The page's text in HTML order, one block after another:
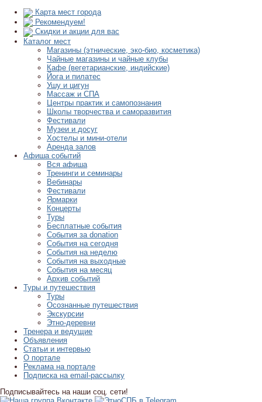
Карта мест города
Рекомендуем!
Скидки и акции для вас
Каталог мест
Магазины (этнические, эко-био, косметика)
Чайные магазины и чайные клубы
Кафе (вегетарианские, индийские)
Йога и пилатес
Ушу и цигун
Массаж и СПА
Центры практик и самопознания
Школы творчества и саморазвития
Фестивали
Музеи и досуг
Хостелы и мини-отели
Аренда залов
Афиша событий
Вся афиша
Тренинги и семинары
Вебинары
Фестивали
Ярмарки
Концерты
Туры
Бесплатные события
События за donation
События на сегодня
События на неделю
События на выходные
События на месяц
Архив событий
Туры и путешествия
Туры
Осознанные путешествия
Экскурсии
Этно-деревни
Тренера и ведущие
Объявления
Статьи и интервью
О портале
Реклама на портале
Подписка на email-рассылку
Подписывайтесь на наши соц. сети!